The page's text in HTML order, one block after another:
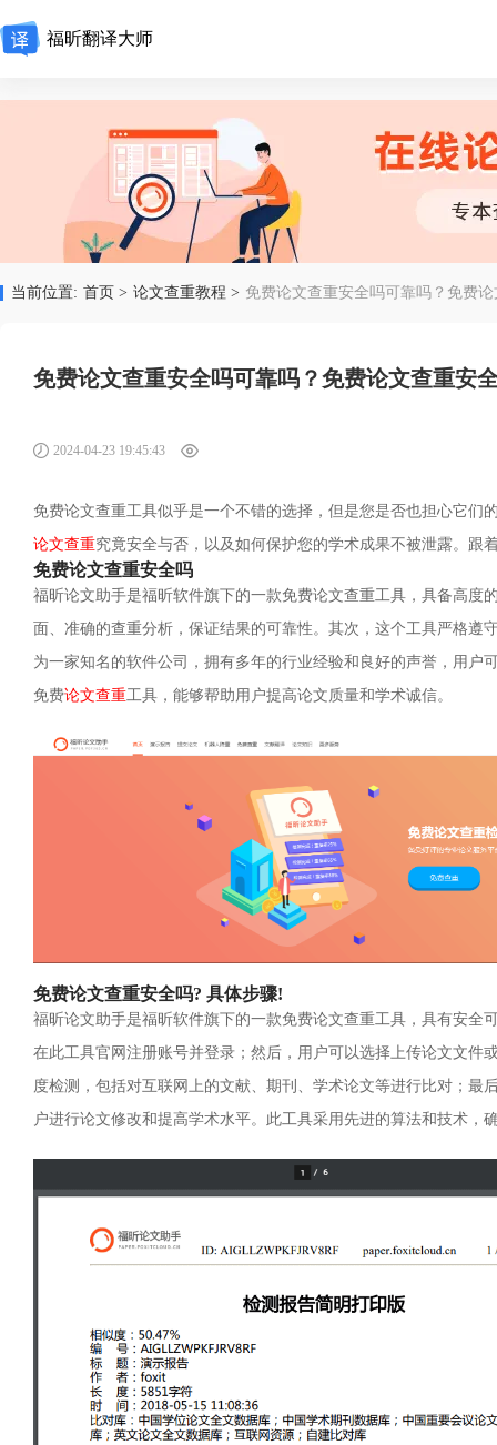
福昕翻译大师
当前位置: 首页 > 论文查重教程 > 免费论文查重安全吗可靠吗？免费
免费论文查重安全吗可靠吗？免费论文查重安
2024-04-23 19:45:43
免费论文查重工具似乎是一个不错的选择，但是您是否也担心它
论文查重究竟安全与否，以及如何保护您的学术成果不被泄露。跟
免费论文查重安全吗
福昕论文助手是福昕软件旗下的一款免费论文查重工具，具备高
面、准确的查重分析，保证结果的可靠性。其次，这个工具严格
为一家知名的软件公司，拥有多年的行业经验和良好的声誉，用
免费论文查重工具，能够帮助用户提高论文质量和学术诚信。
免费论文查重安全吗? 具体步骤!
福昕论文助手是福昕软件旗下的一款免费论文查重工具，具有安
在此工具官网注册账号并登录；然后，用户可以选择上传论文文
度检测，包括对互联网上的文献、期刊、学术论文等进行比对；
户进行论文修改和提高学术水平。此工具采用先进的算法和技术，